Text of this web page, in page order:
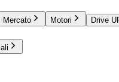
Mercato Motori Drive